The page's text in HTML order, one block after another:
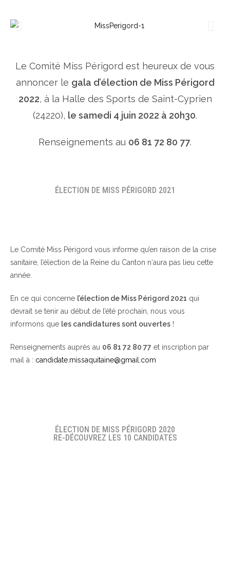
Le Comité Miss Périgord est heureux de vous
annoncer le gala d’élection de Miss Périgord
2022, à la Halle des Sports de Saint-Cyprien
(24220), le samedi 4 juin 2022 à 20h30.
Renseignements au 06 81 72 80 77.
ÉLECTION DE MISS PÉRIGORD 2021
Le Comité Miss Périgord vous informe qu’en raison de la crise
sanitaire, l’élection de la Reine du Canton n‘aura pas lieu cette
année.
En ce qui concerne l’élection de Miss Périgord 2021 qui
devrait se tenir au début de l’été prochain, nous vous
informons que les candidatures sont ouvertes !
Renseignements auprès au 06 81 72 80 77 et inscription par
mail à : candidate.missaquitaine@gmail.com
ÉLECTION DE MISS PÉRIGORD 2020
RE-DÉCOUVREZ LES 10 CANDIDATES